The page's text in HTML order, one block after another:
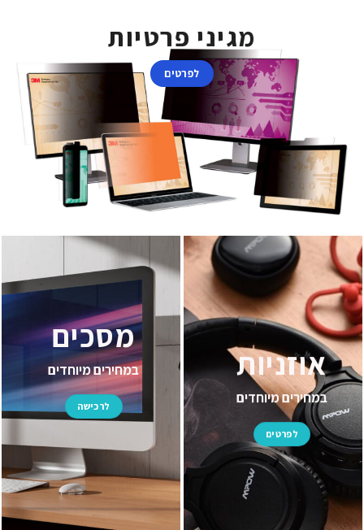
מגיני פרטיות
לפרטים
מסכים
במחירים מיוחדים
לרכישה
אוזניות
במחירים מיוחדים
לפרטים